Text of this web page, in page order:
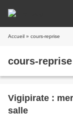
Accueil » cours-reprise
cours-reprise
Vigipirate :
salle